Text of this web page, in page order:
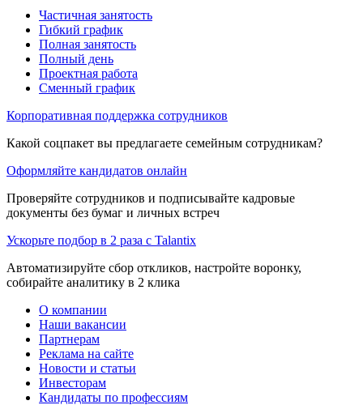
Частичная занятость
Гибкий график
Полная занятость
Полный день
Проектная работа
Сменный график
Корпоративная поддержка сотрудников
Какой соцпакет вы предлагаете семейным сотрудникам?
Оформляйте кандидатов онлайн
Проверяйте сотрудников и подписывайте кадровые
документы без бумаг и личных встреч
Ускорьте подбор в 2 раза с Talantix
Автоматизируйте сбор откликов, настройте воронку,
собирайте аналитику в 2 клика
О компании
Наши вакансии
Партнерам
Реклама на сайте
Новости и статьи
Инвесторам
Кандидаты по профессиям